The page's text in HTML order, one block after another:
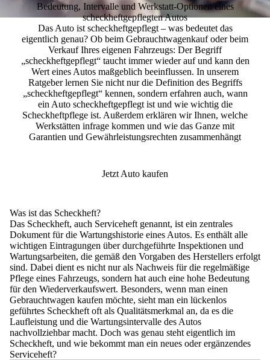
Bedeutung, Intervalle und Werkstatt-Optionen eines
scheckheftgepflegten Autos
Das Auto ist scheckheftgepflegt – was bedeutet das
eigentlich genau? Ob beim Gebrauchtwagenkauf oder beim
Verkauf Ihres eigenen Fahrzeugs: Der Begriff
„scheckheftgepflegt“ taucht immer wieder auf und kann den
Wert eines Autos maßgeblich beeinflussen. In unserem
Ratgeber lernen Sie nicht nur die Definition des Begriffs
„scheckheftgepflegt“ kennen, sondern erfahren auch, wann
ein Auto scheckheftgepflegt ist und wie wichtig die
Scheckheftpflege ist. Außerdem erklären wir Ihnen, welche
Werkstätten infrage kommen und wie das Ganze mit
Garantien und Gewährleistungsrechten zusammenhängt
Jetzt Auto kaufen
Was ist das Scheckheft?
Das Scheckheft, auch Serviceheft genannt, ist ein zentrales
Dokument für die Wartungshistorie eines Autos. Es enthält alle
wichtigen Eintragungen über durchgeführte Inspektionen und
Wartungsarbeiten, die gemäß den Vorgaben des Herstellers erfolgt
sind. Dabei dient es nicht nur als Nachweis für die regelmäßige
Pflege eines Fahrzeugs, sondern hat auch eine hohe Bedeutung
für den Wiederverkaufswert. Besonders, wenn man einen
Gebrauchtwagen kaufen möchte, sieht man ein lückenlos
geführtes Scheckheft oft als Qualitätsmerkmal an, da es die
Laufleistung und die Wartungsintervalle des Autos
nachvollziehbar macht. Doch was genau steht eigentlich im
Scheckheft, und wie bekommt man ein neues oder ergänzendes
Serviceheft?